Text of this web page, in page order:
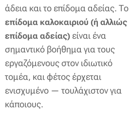
άδεια και το επίδομα αδείας. Το
επίδομα καλοκαιριού (ή αλλιώς
επίδομα αδείας) είναι ένα
σημαντικό βοήθημα για τους
εργαζόμενους στον ιδιωτικό
τομέα, και φέτος έρχεται
ενισχυμένο — τουλάχιστον για
κάποιους.